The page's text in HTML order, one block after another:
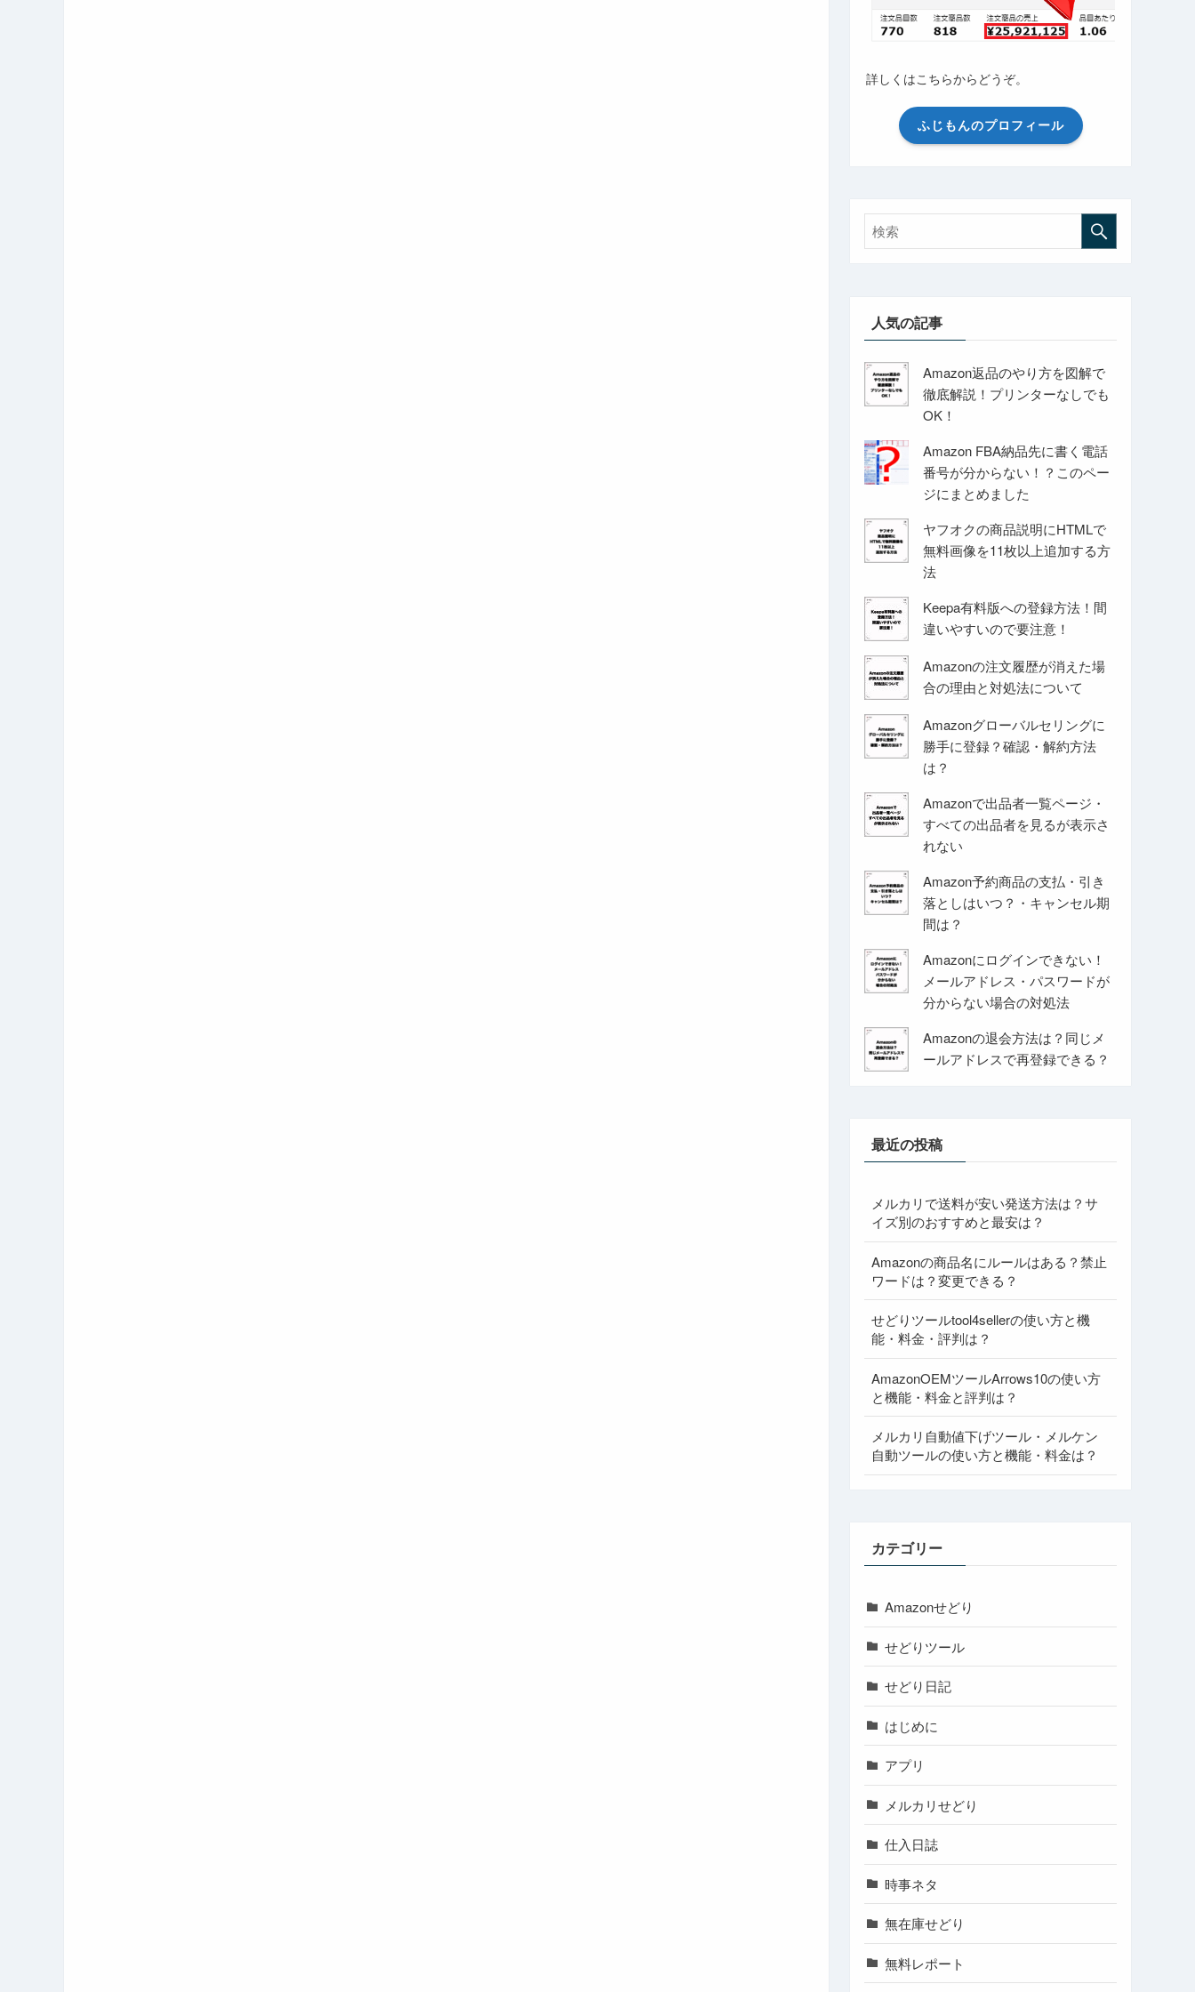
詳しくはこちらからどうぞ。
ふじもんのプロフィール
人気の記事
Amazon返品のやり方を図解で
徹底解説！プリンターなしでも
OK！
Amazon FBA納品先に書く電話
番号が分からない！？このペー
ジにまとめました
ヤフオクの商品説明にHTMLで
無料画像を11枚以上追加する方
法
Keepa有料版への登録方法！間
違いやすいので要注意！
Amazonの注文履歴が消えた場
合の理由と対処法について
Amazonグローバルセリングに
勝手に登録？確認・解約方法
は？
Amazonで出品者一覧ページ・
すべての出品者を見るが表示さ
れない
Amazon予約商品の支払・引き
落としはいつ？・キャンセル期
間は？
Amazonにログインできない！
メールアドレス・パスワードが
分からない場合の対処法
Amazonの退会方法は？同じメ
ールアドレスで再登録できる？
最近の投稿
メルカリで送料が安い発送方法は？サ
イズ別のおすすめと最安は？
Amazonの商品名にルールはある？禁止
ワードは？変更できる？
せどりツールtool4sellerの使い方と機
能・料金・評判は？
AmazonOEMツールArrows10の使い方
と機能・料金と評判は？
メルカリ自動値下げツール・メルケン
自動ツールの使い方と機能・料金は？
カテゴリー
Amazonせどり
せどりツール
せどり日記
はじめに
アプリ
メルカリせどり
仕入日誌
時事ネタ
無在庫せどり
無料レポート